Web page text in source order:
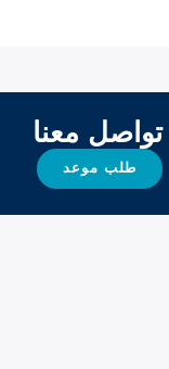
تواصل معنا
طلب موعد